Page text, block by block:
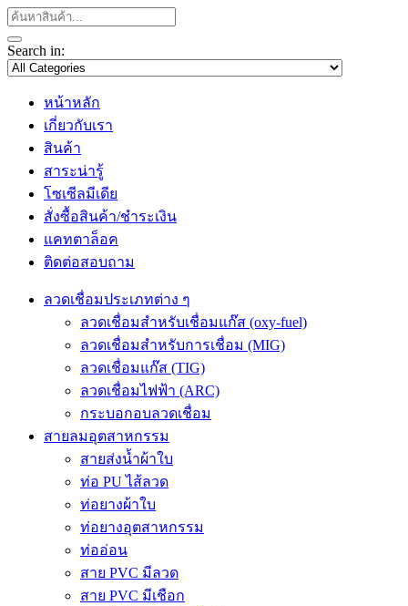
Search in:
หน้าหลัก
เกี่ยวกับเรา
สินค้า
สาระน่ารู้
โซเซีลมีเดีย
สั่งซื้อสินค้า/ชำระเงิน
แคทตาล็อค
ติดต่อสอบถาม
ลวดเชื่อมประเภทต่าง ๆ
ลวดเชื่อมสำหรับเชื่อมแก๊ส (oxy-fuel)
ลวดเชื่อมสำหรับการเชื่อม (MIG)
ลวดเชื่อมแก๊ส (TIG)
ลวดเชื่อมไฟฟ้า (ARC)
กระบอกอบลวดเชื่อม
สายลมอุตสาหกรรม
สายส่งน้ำผ้าใบ
ท่อ PU ไส้ลวด
ท่อยางผ้าใบ
ท่อยางอุตสาหกรรม
ท่ออ่อน
สาย PVC มีลวด
สาย PVC มีเชือก